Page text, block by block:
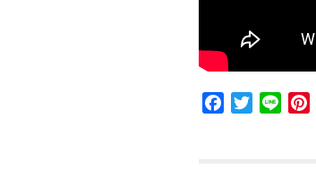
FacebookTwitterLine